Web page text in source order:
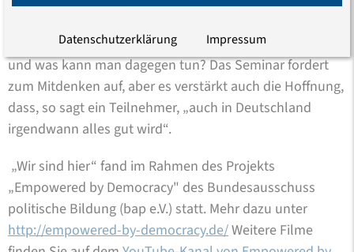
Sicherheitsmaßnahme? Wie entsteht Diskriminierung
und was kann man dagegen tun? Das Seminar fordert
zum Mitdenken auf, aber es verstärkt auch die Hoffnung,
dass, so sagt ein Teilnehmer, „auch in Deutschland
irgendwann alles gut wird“.
„Wir sind hier“ fand im Rahmen des Projekts
„Empowered by Democracy" des Bundesausschuss
politische Bildung (bap e.V.) statt. Mehr dazu unter
http://empowered-by-democracy.de/Weitere Filme
Datenschutzerklärung Impressum